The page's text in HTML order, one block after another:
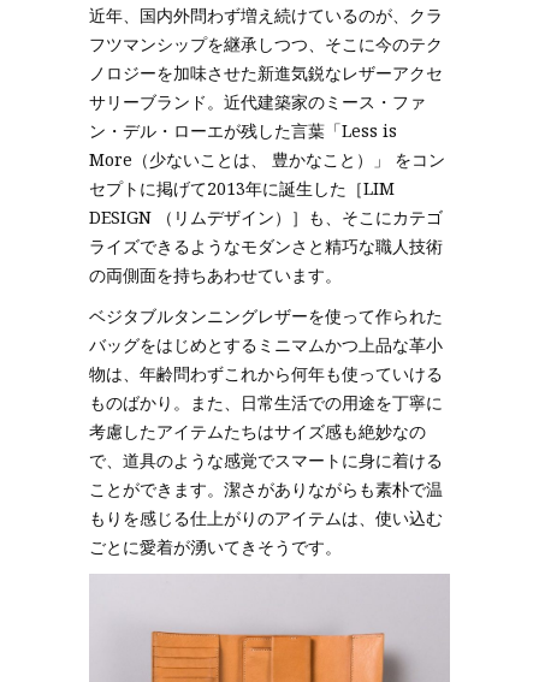
近年、国内外問わず増え続けているのが、クラ
フツマンシップを継承しつつ、そこに今のテク
ノロジーを加味させた新進気鋭なレザーアクセ
サリーブランド。近代建築家のミース・ファ
ン・デル・ローエが残した言葉「Less is
More（少ないことは、 豊かなこと）」 をコン
セプトに掲げて2013年に誕生した［LIM
DESIGN （リムデザイン）］も、そこにカテゴ
ライズできるようなモダンさと精巧な職人技術
の両側面を持ちあわせています。
ベジタブルタンニングレザーを使って作られた
バッグをはじめとするミニマムかつ上品な革小
物は、年齢問わずこれから何年も使っていける
ものばかり。また、日常生活での用途を丁寧に
考慮したアイテムたちはサイズ感も絶妙なの
で、道具のような感覚でスマートに身に着ける
ことができます。潔さがありながらも素朴で温
もりを感じる仕上がりのアイテムは、使い込む
ごとに愛着が湧いてきそうです。